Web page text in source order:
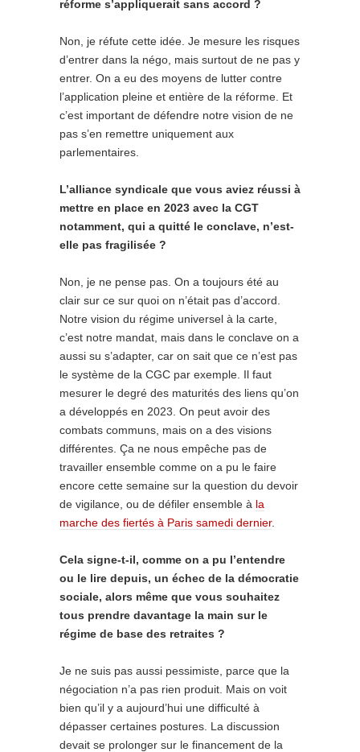
réforme s’appliquerait sans accord ?
Non, je réfute cette idée. Je mesure les risques
d’entrer dans la négo, mais surtout de ne pas y
entrer. On a eu des moyens de lutter contre
l’application pleine et entière de la réforme. Et
c’est important de défendre notre vision de ne
pas s’en remettre uniquement aux
parlementaires.
L’alliance syndicale que vous aviez réussi à
mettre en place en 2023 avec la CGT
notamment, qui a quitté le conclave, n’est-
elle pas fragilisée ?
Non, je ne pense pas. On a toujours été au
clair sur ce sur quoi on n’était pas d’accord.
Notre vision du régime universel à la carte,
c’est notre mandat, mais dans le conclave on a
aussi su s’adapter, car on sait que ce n’est pas
le système de la CGC par exemple. Il faut
mesurer le degré des maturités des liens qu’on
a développés en 2023. On peut avoir des
combats communs, mais on a des visions
différentes. Ça ne nous empêche pas de
travailler ensemble comme on a pu le faire
encore cette semaine sur la question du devoir
de vigilance, ou de défiler ensemble à la
marche des fiertés à Paris samedi dernier.
Cela signe-t-il, comme on a pu l’entendre
ou le lire depuis, un échec de la démocratie
sociale, alors même que vous souhaitez
tous prendre davantage la main sur le
régime de base des retraites ?
Je ne suis pas aussi pessimiste, parce que la
négociation n’a pas rien produit. Mais on voit
bien qu’il y a aujourd’hui une difficulté à
dépasser certaines postures. La discussion
devait se prolonger sur le financement de la